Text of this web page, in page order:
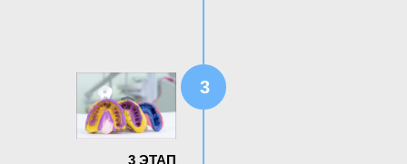
3
3 ЭТАП